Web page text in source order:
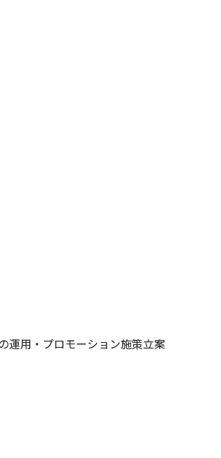
運用・プロモーション施策立案